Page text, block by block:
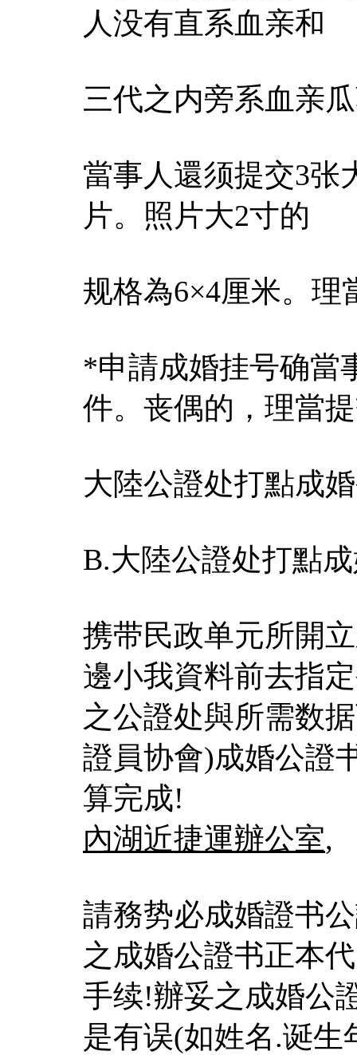
人没有直系血亲和
三代之内旁系血亲
當事人還须提交3张
片。照片大2寸的
规格為6×4厘米。理
*申請成婚挂号确當
件。丧偶的，理當
大陸公證处打點成
B.大陸公證处打點
携带民政单元所開
邊小我資料前去指
之公證处與所需数
證員协會)成婚公證
算完成!
內湖近捷運辦公室,
請務势必成婚證书
之成婚公證书正本
手续!辦妥之成婚公
是有误(如姓名.诞生